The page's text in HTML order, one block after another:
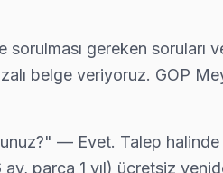
gereken soruları
belge veriyoruz. GOP
— Evet. Talep
parça 1 yıl) ücretsiz